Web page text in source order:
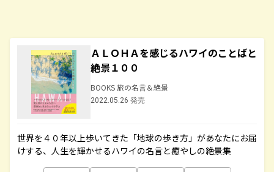
ＡＬＯＨＡを感じるハワイのことばと
絶景１００
BOOKS 旅の名言＆絶景
2022.05.26 発売
世界を４０年以上歩いてきた「地球の歩き方」があなたにお届
けする、人生を輝かせるハワイの名言と癒やしの絶景集